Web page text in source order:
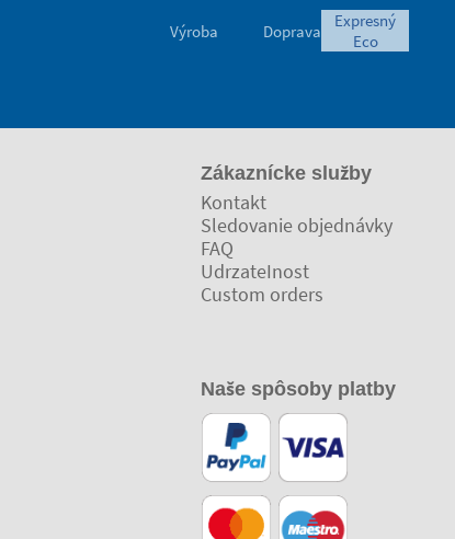
Výroba Doprava
expresný
eco
Zákaznícke služby
Kontakt
Sledovanie objednávky
FAQ
UdrzateInost
Custom orders
Naše spôsoby platby